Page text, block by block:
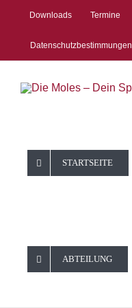
springen
Downloads Termine
Datenschutzbestimmungen
STARTSEITE
ABTEILUNG